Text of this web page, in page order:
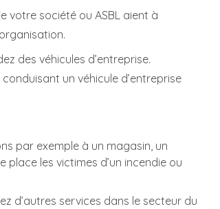
votre société ou ASBL aient à
des véhicules d’entreprise.
un véhicule d’entreprise
par exemple à un magasin, un
les victimes d’un incendie ou
d’autres services dans le secteur du